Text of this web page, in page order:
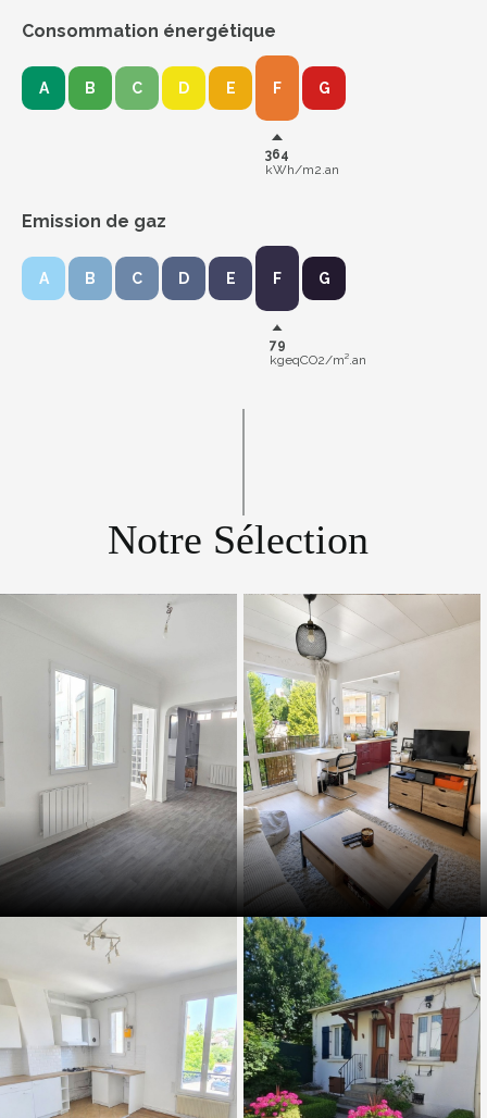
Consommation énergétique
A B C D E F
364
kWh/m2.an
G
Emission de gaz
A B C D E F
79
kgeqCO2/m².an
G
Notre Sélection